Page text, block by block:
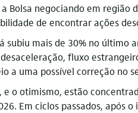
Bolsa negociando em
de encontrar ações
subiu mais de 30% no último
fluxo
a uma possível correção no
e o otimismo, estão
Em ciclos passados, após